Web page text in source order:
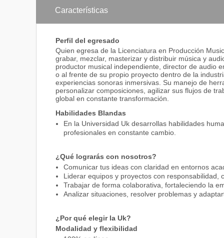
Características
Perfil del egresado
Quien egresa de la Licenciatura en Producción
grabar, mezclar, masterizar y distribuir música y
productor musical independiente, director de audio
o al frente de su propio proyecto dentro de la
experiencias sonoras inmersivas. Su manejo de
personalizar composiciones, agilizar sus flujos de
global en constante transformación.
Habilidades Blandas
En la Universidad Uk desarrollas habilidades
profesionales en constante cambio.
¿Qué lograrás con nosotros?
Comunicar tus ideas con claridad en entornos
Liderar equipos y proyectos con responsabilidad,
Trabajar de forma colaborativa, fortaleciendo la
Analizar situaciones, resolver problemas y
¿Por qué elegir la Uk?
Modalidad y flexibilidad